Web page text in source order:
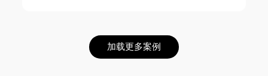
加载更多案例